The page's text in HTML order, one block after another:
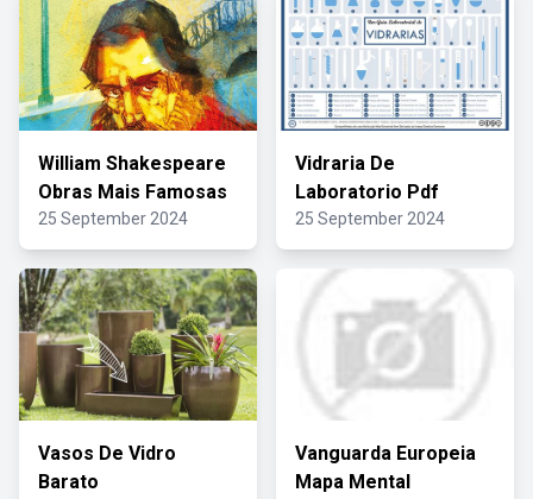
William Shakespeare
Obras Mais Famosas
25 September 2024
Vidraria De
Laboratorio Pdf
25 September 2024
Vasos De Vidro
Barato
Vanguarda Europeia
Mapa Mental